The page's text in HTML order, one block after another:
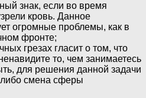
знак, если во время
кровь. Данное
огромные проблемы, как в
фронте;
грезах гласит о том, что
то, чем занимаетесь
для решения данной задачи
смена сферы